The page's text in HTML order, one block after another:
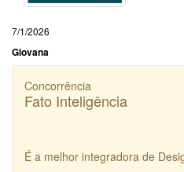
7/1/2026
Giovana
Concorrência
Fato Inteligência
É a melhor integradora de